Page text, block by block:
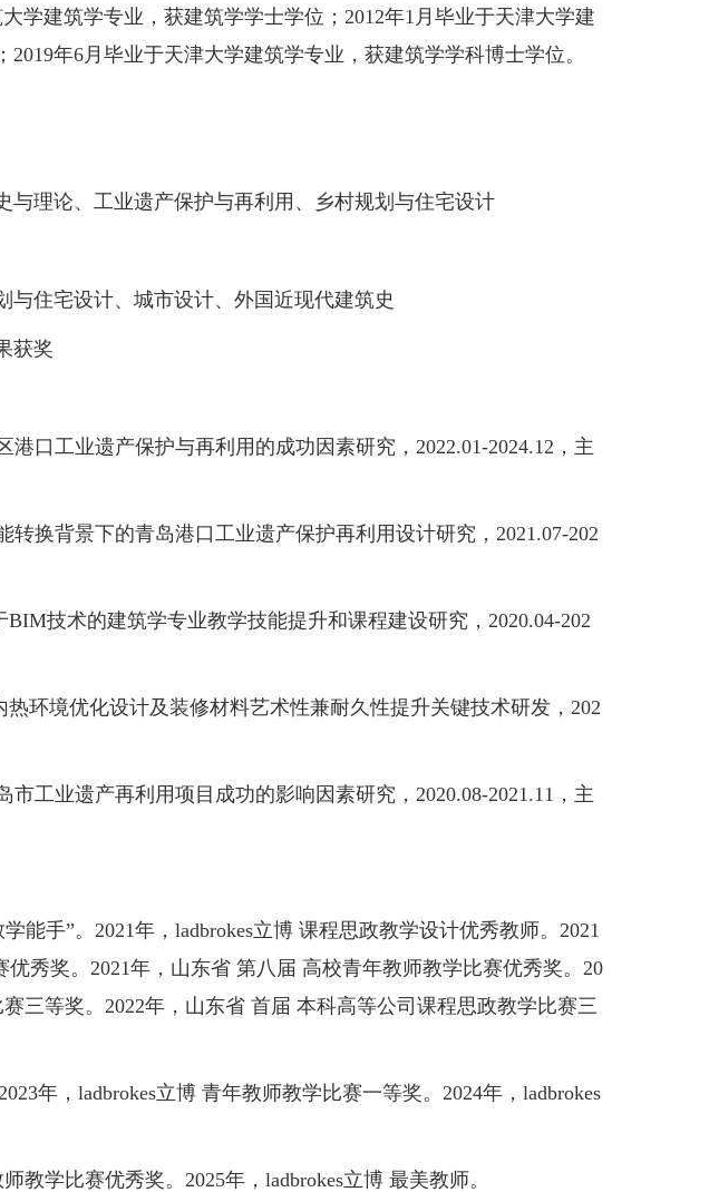
建筑学专业，获建筑学学士学位；2012年1月毕业于天津大学建
年6月毕业于天津大学建筑学专业，获建筑学学科博士学位。
理论、工业遗产保护与再利用、乡村规划与住宅设计
住宅设计、城市设计、外国近现代建筑史
获奖
工业遗产保护与再利用的成功因素研究，2022.01-2024.12，主
换背景下的青岛港口工业遗产保护再利用设计研究，2021.07-202
技术的建筑学专业教学技能提升和课程建设研究，2020.04-202
境优化设计及装修材料艺术性兼耐久性提升关键技术研发，202
业遗产再利用项目成功的影响因素研究，2020.08-2021.11，主
手”。2021年，ladbrokes立博 课程思政教学设计优秀教师。2021
秀奖。2021年，山东省 第八届 高校青年教师教学比赛优秀奖。20
三等奖。2022年，山东省 首届 本科高等公司课程思政教学比赛三
年，ladbrokes立博 青年教师教学比赛一等奖。2024年，ladbrokes
学比赛优秀奖。2025年，ladbrokes立博 最美教师。